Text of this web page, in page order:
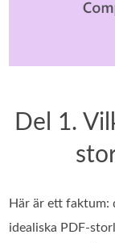
Del 1.
Här är ett faktum:
idealiska PDF-